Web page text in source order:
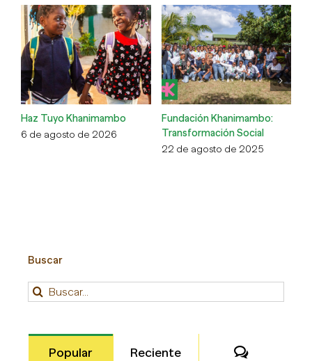
Haz Tuyo Khanimambo
6 de agosto de 2026
Fundación Khanimambo:
Transformación Social
22 de agosto de 2025
Buscar
Buscar:
Popular Reciente